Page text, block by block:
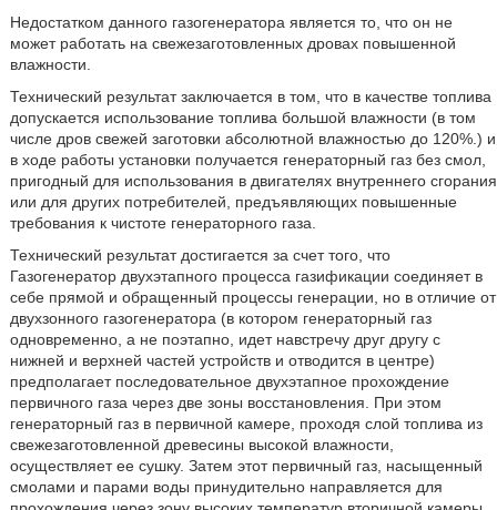
Недостатком данного газогенератора является то, что он не
может работать на свежезаготовленных дровах повышенной
влажности.
Технический результат заключается в том, что в качестве топлива
допускается использование топлива большой влажности (в том
числе дров свежей заготовки абсолютной влажностью до 120%.) и
в ходе работы установки получается генераторный газ без смол,
пригодный для использования в двигателях внутреннего сгорания
или для других потребителей, предъявляющих повышенные
требования к чистоте генераторного газа.
Технический результат достигается за счет того, что
Газогенератор двухэтапного процесса газификации соединяет в
себе прямой и обращенный процессы генерации, но в отличие от
двухзонного газогенератора (в котором генераторный газ
одновременно, а не поэтапно, идет навстречу друг другу с
нижней и верхней частей устройств и отводится в центре)
предполагает последовательное двухэтапное прохождение
первичного газа через две зоны восстановления. При этом
генераторный газ в первичной камере, проходя слой топлива из
свежезаготовленной древесины высокой влажности,
осуществляет ее сушку. Затем этот первичный газ, насыщенный
смолами и парами воды принудительно направляется для